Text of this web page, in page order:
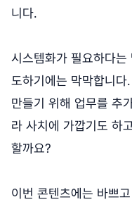
니다.
시스템화가 필요하다는
도하기에는 막막합니
만들기 위해 업무를 추
라 사치에 가깝기도 하
할까요?
이번 콘텐츠에는 바쁘